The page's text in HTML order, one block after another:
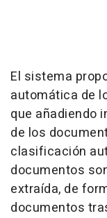
El sistema
automática de
que añadiendo
de los
clasificación
documentos
extraída, de
documentos